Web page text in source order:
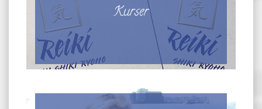
Kurser